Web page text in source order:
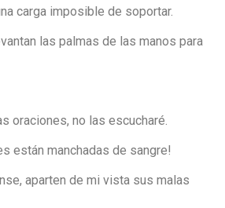
carga imposible de soportar.
las palmas de las manos para
oraciones, no las escucharé.
están manchadas de sangre!
aparten de mi vista sus malas